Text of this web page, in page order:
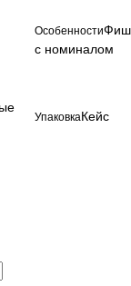
Особенности
с номиналом
УпаковкаКейс